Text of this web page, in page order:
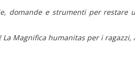
domande e strumenti per restare
Magnifica humanitas per i ragazzi,